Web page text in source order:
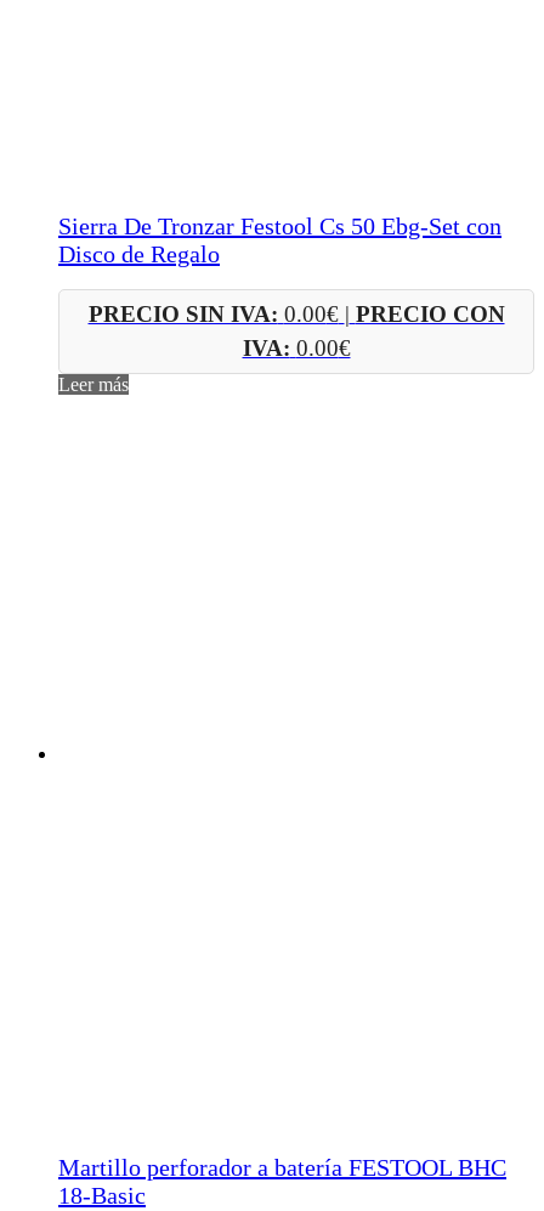
Sierra De Tronzar Festool Cs 50 Ebg-Set con
Disco de Regalo
PRECIO SIN IVA: 0.00€ | PRECIO CON
IVA: 0.00€
Leer más
Martillo perforador a batería FESTOOL BHC
18-Basic